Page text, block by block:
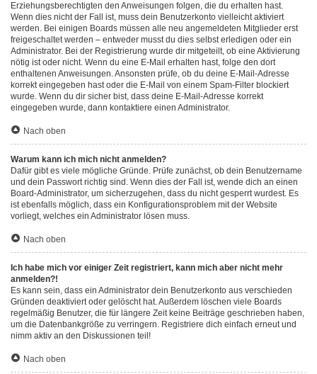
Erziehungsberechtigten den Anweisungen folgen, die du erhalten hast.
Wenn dies nicht der Fall ist, muss dein Benutzerkonto vielleicht aktiviert
werden. Bei einigen Boards müssen alle neu angemeldeten Mitglieder erst
freigeschaltet werden – entweder musst du dies selbst erledigen oder ein
Administrator. Bei der Registrierung wurde dir mitgeteilt, ob eine Aktivierung
nötig ist oder nicht. Wenn du eine E-Mail erhalten hast, folge den dort
enthaltenen Anweisungen. Ansonsten prüfe, ob du deine E-Mail-Adresse
korrekt eingegeben hast oder die E-Mail von einem Spam-Filter blockiert
wurde. Wenn du dir sicher bist, dass deine E-Mail-Adresse korrekt
eingegeben wurde, dann kontaktiere einen Administrator.
Nach oben
Warum kann ich mich nicht anmelden?
Dafür gibt es viele mögliche Gründe. Prüfe zunächst, ob dein Benutzername
und dein Passwort richtig sind. Wenn dies der Fall ist, wende dich an einen
Board-Administrator, um sicherzugehen, dass du nicht gesperrt wurdest. Es
ist ebenfalls möglich, dass ein Konfigurationsproblem mit der Website
vorliegt, welches ein Administrator lösen muss.
Nach oben
Ich habe mich vor einiger Zeit registriert, kann mich aber nicht mehr
anmelden?!
Es kann sein, dass ein Administrator dein Benutzerkonto aus verschieden
Gründen deaktiviert oder gelöscht hat. Außerdem löschen viele Boards
regelmäßig Benutzer, die für längere Zeit keine Beiträge geschrieben haben,
um die Datenbankgröße zu verringern. Registriere dich einfach erneut und
nimm aktiv an den Diskussionen teil!
Nach oben